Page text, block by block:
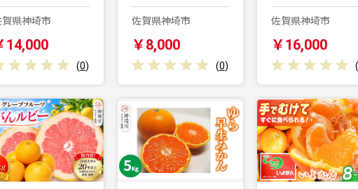
賀県神埼市
14,000
(0)
佐賀県神埼市
￥8,000
(0)
佐賀県神埼市
￥16,000
(